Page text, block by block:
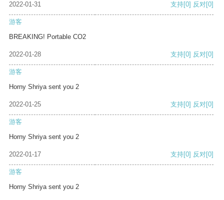
2022-01-31 支持[0] 反对[0]
游客
BREAKING! Portable CO2
2022-01-28 支持[0] 反对[0]
游客
Horny Shriya sent you 2
2022-01-25 支持[0] 反对[0]
游客
Horny Shriya sent you 2
2022-01-17 支持[0] 反对[0]
游客
Horny Shriya sent you 2